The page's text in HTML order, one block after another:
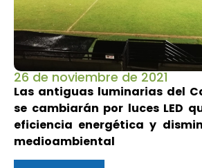
26 de noviembre de 2021
Las antiguas luminarias del
se cambiarán por luces LED
eficiencia energética y
medioambiental